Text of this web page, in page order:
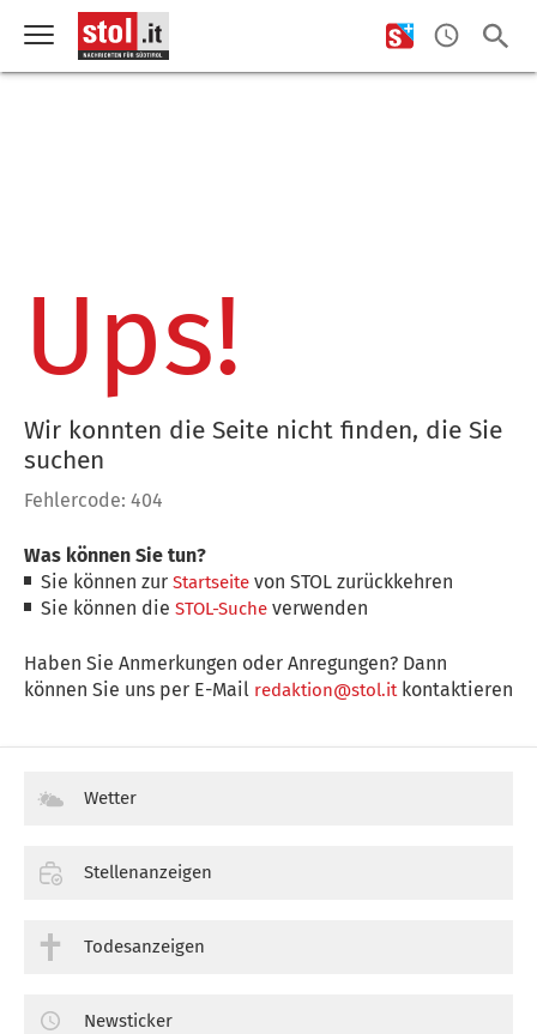
Ups!
Wir konnten die Seite nicht finden, die Sie
suchen
Fehlercode: 404
Was können Sie tun?
Sie können zurStartseite von STOL zurückkehren
Sie können dieSTOL-Suche verwenden
Haben Sie Anmerkungen oder Anregungen? Dann
können Sie uns per E-Mail redaktion@stol.itkontaktieren
Wetter
Stellenanzeigen
Todesanzeigen
Newsticker